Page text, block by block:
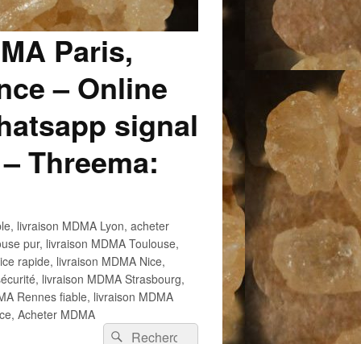
Paris,
– Online
signal
Threema:
livraison MDMA Lyon, acheter
pur, livraison MDMA Toulouse,
rapide, livraison MDMA Nice,
livraison MDMA Strasbourg,
Rennes fiable, livraison MDMA
Acheter MDMA
Recherche :
Rechercher